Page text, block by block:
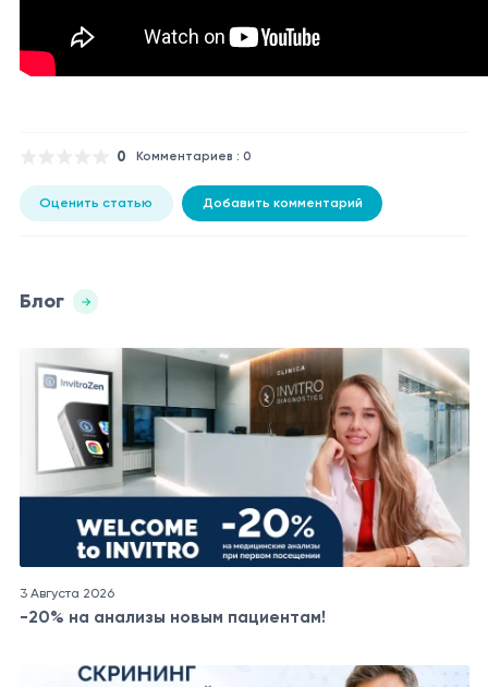
0 Комментариев : 0
Оценить статью Добавить комментарий
Блог
3 Августа 2026
-20% на анализы новым пациентам!